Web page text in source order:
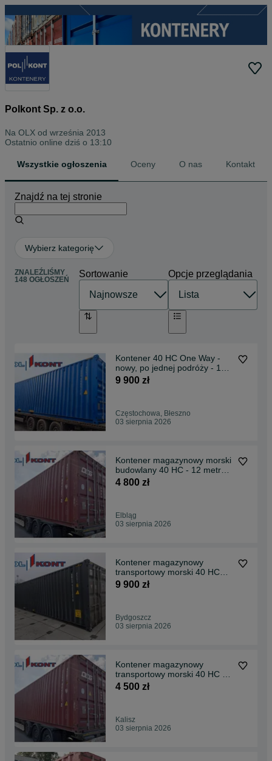
Polkont Sp. z o.o.
Na OLX od września 2013
Ostatnio online dziś o 13:10
Wszystkie ogłoszenia Oceny O nas Kontakt
Znajdź na tej stronie
Wybierz kategorię
ZNALEŹLIŚMY
148 OGŁOSZEŃ
Sortowanie Opcje przeglądania
Kontener 40 HC One Way -
nowy, po jednej podróży - 12
metrów - MP
9 900 zł
Częstochowa, Błeszno
03 sierpnia 2026
Kontener magazynowy morski
budowlany 40 HC - 12 metrów
- szczelny - MP
4 800 zł
Elbląg
03 sierpnia 2026
Kontener magazynowy
transportowy morski 40 HC
One Way - MP
9 900 zł
Bydgoszcz
03 sierpnia 2026
Kontener magazynowy
transportowy morski 40 HC -
MP
4 500 zł
Kalisz
03 sierpnia 2026